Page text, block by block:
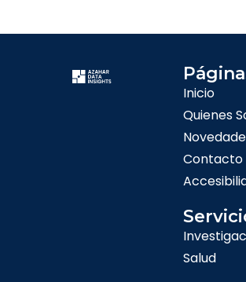
Inicio
Quienes
Contacto
Salud